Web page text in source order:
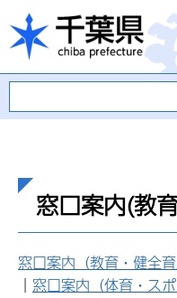
千葉
窓口案内(教
窓口案内（教育・健全育
｜ 窓口案内（体育・スポ